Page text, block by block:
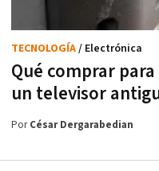
Qué comprar
un televisor
TECNOLOGÍA/ Electrónica
PorCésar Dergarabedian